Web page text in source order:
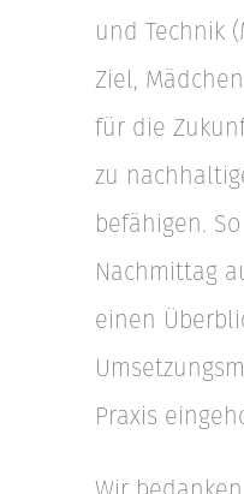
und Technik
Ziel,
für die
zu
befähigen.
Nachmittag
einen
Praxis